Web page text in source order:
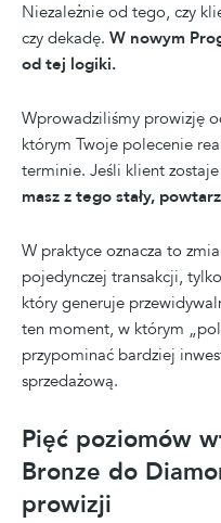
Niezależnie od tego, czy
czy dekadę. W nowym
od tej logiki.
Wprowadziliśmy prowizję
którym Twoje polecenie
terminie. Jeśli klient
masz z tego stały,
W praktyce oznacza to
pojedynczej transakcji,
który generuje
ten moment, w którym
przypominać bardziej
sprzedażową.
Pięć poziomów
Bronze do
prowizji